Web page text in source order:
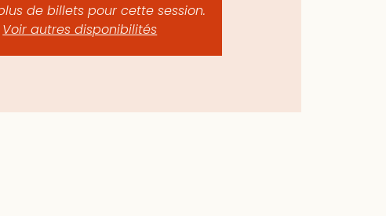
de billets pour cette session.
Voir autres disponibilités